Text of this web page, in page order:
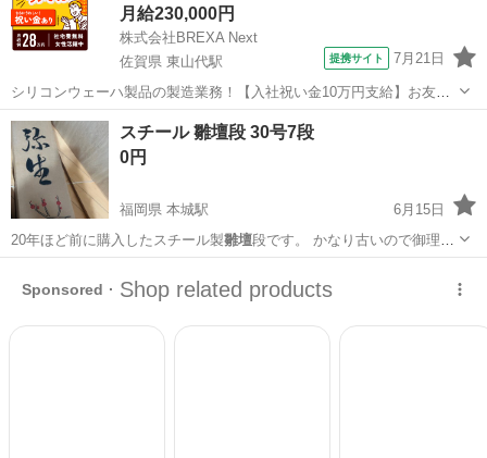
月給230,000円
株式会社BREXA Next
佐賀県 東山代駅
提携サイト 7月21日
シリコンウェーハ製品の製造業務！【入社祝い金10万円支給】お友達
やカップルとの応募OK◎年間休日129日＆休出なしでプライベート充
実♪業務はクリーンルームで快適作業◎自社正社員登用制度あり★1食
300円～の格安食堂あり！《佐...
佐賀 伊万里市 東山代駅 その他
スチール 雛壇段 30号7段
0円
福岡県 本城駅
6月15日
20年ほど前に購入したスチール製雛壇段です。 かなり古いので御理解
頂ける方…